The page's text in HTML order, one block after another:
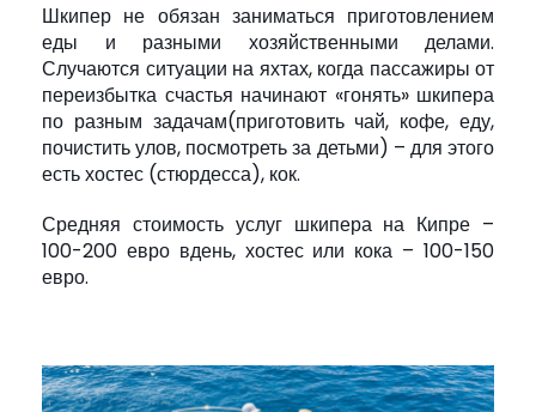
Шкипер не обязан заниматься приготовлением
еды и разными хозяйственными делами.
Случаются ситуации на яхтах, когда пассажиры от
переизбытка счастья начинают «гонять» шкипера
по разным задачам(приготовить чай, кофе, еду,
почистить улов, посмотреть за детьми) – для этого
есть хостес (стюрдесса), кок.
Средняя стоимость услуг шкипера на Кипре –
100-200 евро вдень, хостес или кока – 100-150
евро.